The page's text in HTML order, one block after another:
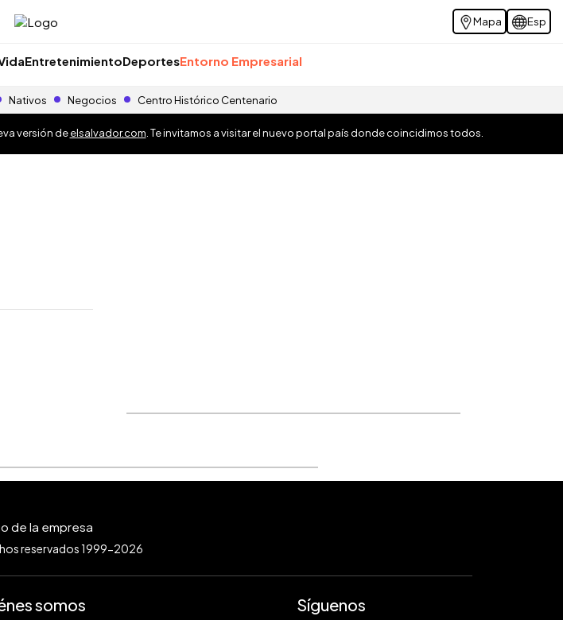
Mapa Esp
EntretenimientoDeportesEntorno Empresarial
Nativos Negocios Centro Histórico Centenario
versión deelsalvador.com . Te invitamos a visitar el nuevo portal país donde coincidimos todos.
reservados 1999-2026
somos Síguenos